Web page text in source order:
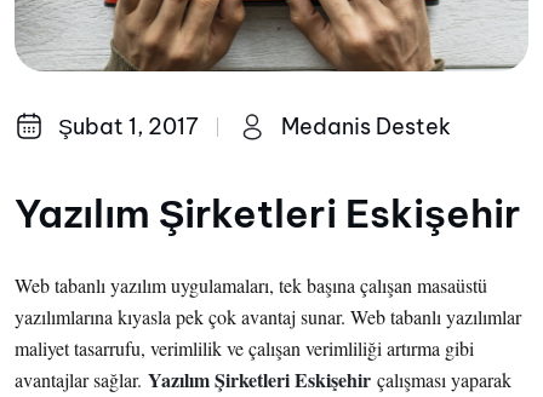
Şubat 1, 2017 Medanis Destek
Yazılım Şirketleri Eskişehir
Web tabanlı yazılım uygulamaları, tek başına çalışan masaüstü
yazılımlarına kıyasla pek çok avantaj sunar. Web tabanlı yazılımlar
maliyet tasarrufu, verimlilik ve çalışan verimliliği artırma gibi
avantajlar sağlar. Yazılım Şirketleri Eskişehir çalışması yaparak